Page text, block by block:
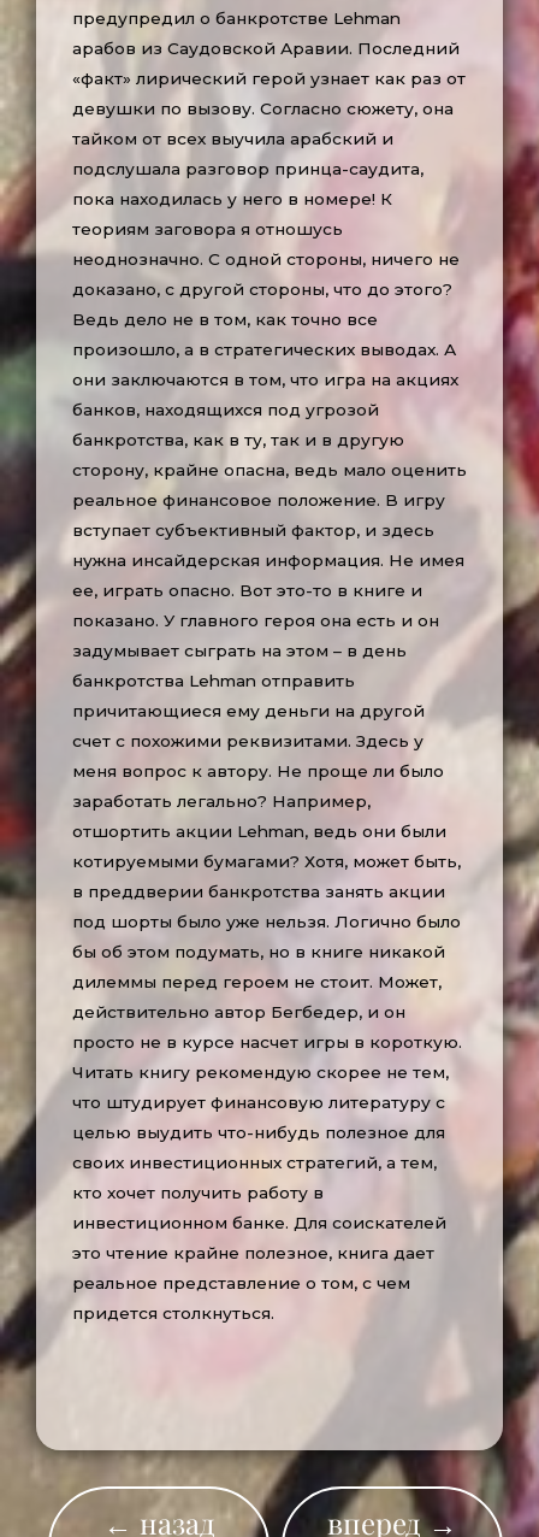
предупредил о банкротстве Lehman
арабов из Саудовской Аравии. Последний
«факт» лирический герой узнает как раз от
девушки по вызову. Согласно сюжету, она
тайком от всех выучила арабский и
подслушала разговор принца-саудита,
пока находилась у него в номере! К
теориям заговора я отношусь
неоднозначно. С одной стороны, ничего не
доказано, с другой стороны, что до этого?
Ведь дело не в том, как точно все
произошло, а в стратегических выводах. А
они заключаются в том, что игра на акциях
банков, находящихся под угрозой
банкротства, как в ту, так и в другую
сторону, крайне опасна, ведь мало оценить
реальное финансовое положение. В игру
вступает субъективный фактор, и здесь
нужна инсайдерская информация. Не имея
ее, играть опасно. Вот это-то в книге и
показано. У главного героя она есть и он
задумывает сыграть на этом – в день
банкротства Lehman отправить
причитающиеся ему деньги на другой
счет с похожими реквизитами. Здесь у
меня вопрос к автору. Не проще ли было
заработать легально? Например,
отшортить акции Lehman, ведь они были
котируемыми бумагами? Хотя, может быть,
в преддверии банкротства занять акции
под шорты было уже нельзя. Логично было
бы об этом подумать, но в книге никакой
дилеммы перед героем не стоит. Может,
действительно автор Бегбедер, и он
просто не в курсе насчет игры в короткую.
Читать книгу рекомендую скорее не тем,
что штудирует финансовую литературу с
целью выудить что-нибудь полезное для
своих инвестиционных стратегий, а тем,
кто хочет получить работу в
инвестиционном банке. Для соискателей
это чтение крайне полезное, книга дает
реальное представление о том, с чем
придется столкнуться.
← назад вперед →